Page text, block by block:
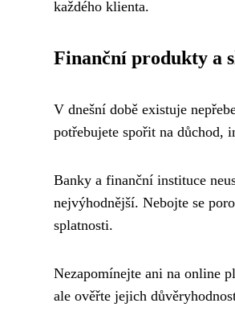
každého klienta.
Finanční produkty a
V dnešní době existuje
potřebujete spořit na důchod,
Banky a finanční instituce
nejvýhodnější. Nebojte se
splatnosti.
Nezapomínejte ani na online
ale ověřte jejich